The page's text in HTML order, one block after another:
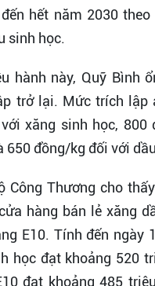
hết năm 2030 theo
sinh học.
hành này, Quỹ Bình
trở lại. Mức trích lập
xăng sinh học, 800
650 đồng/kg đối với
Công Thương cho
hàng bán lẻ xăng
E10. Tính đến ngày
học đạt khoảng 520
đạt khoảng 485